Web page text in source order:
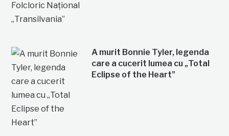
A murit Bonnie Tyler, legenda
care a cucerit lumea cu „Total
Eclipse of the Heart”